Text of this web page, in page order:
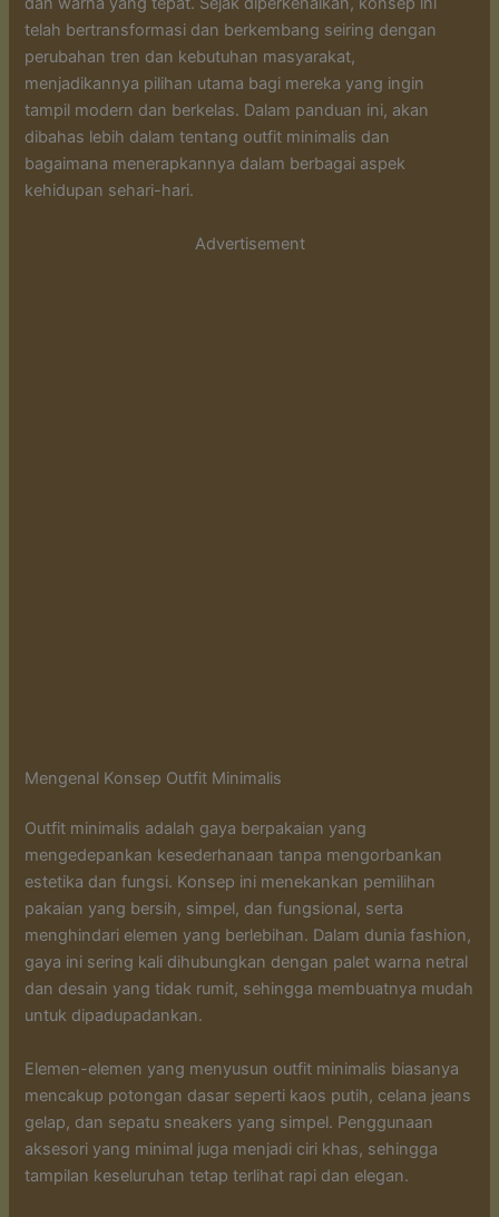
telah bertransformasi dan berkembang seiring dengan
perubahan tren dan kebutuhan masyarakat,
menjadikannya pilihan utama bagi mereka yang ingin
tampil modern dan berkelas. Dalam panduan ini, akan
dibahas lebih dalam tentang outfit minimalis dan
bagaimana menerapkannya dalam berbagai aspek
kehidupan sehari-hari.
Advertisement
Mengenal Konsep Outfit Minimalis
Outfit minimalis adalah gaya berpakaian yang
mengedepankan kesederhanaan tanpa mengorbankan
estetika dan fungsi. Konsep ini menekankan pemilihan
pakaian yang bersih, simpel, dan fungsional, serta
menghindari elemen yang berlebihan. Dalam dunia fashion,
gaya ini sering kali dihubungkan dengan palet warna netral
dan desain yang tidak rumit, sehingga membuatnya mudah
untuk dipadupadankan.
Elemen-elemen yang menyusun outfit minimalis biasanya
mencakup potongan dasar seperti kaos putih, celana jeans
gelap, dan sepatu sneakers yang simpel. Penggunaan
aksesori yang minimal juga menjadi ciri khas, sehingga
tampilan keseluruhan tetap terlihat rapi dan elegan.